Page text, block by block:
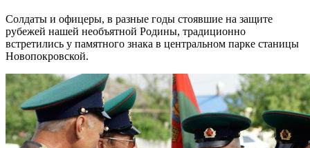
Солдаты и офицеры, в разные годы стоявшие на защите
рубежей нашей необъятной Родины, традиционно
встретились у памятного знака в центральном парке станицы
Новопокровской.